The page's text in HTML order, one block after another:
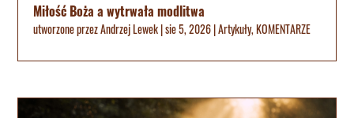
Miłość Boża a wytrwała modlitwa
utworzone przezAndrzej Lewek|sie 5, 2026|Artykuły,KOMENTARZE